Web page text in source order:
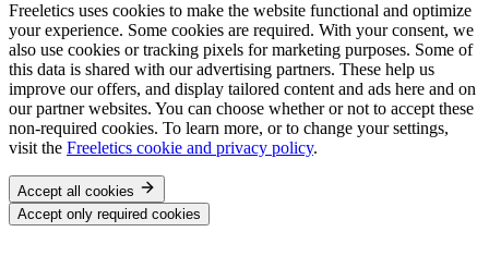
Freeletics uses cookies to make the website functional and optimize
your experience. Some cookies are required. With your consent, we
also use cookies or tracking pixels for marketing purposes. Some of
this data is shared with our advertising partners. These help us
improve our offers, and display tailored content and ads here and on
our partner websites. You can choose whether or not to accept these
non-required cookies. To learn more, or to change your settings,
visit the Freeletics cookie and privacy policy.
Accept all cookies
Accept only required cookies